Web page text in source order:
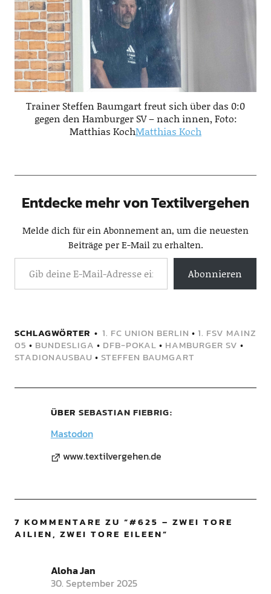
Trainer Steffen Baumgart freut sich über das 0:0
gegen den Hamburger SV – nach innen, Foto:
Matthias KochMatthias Koch
Entdecke mehr von Textilvergehen
Melde dich für ein Abonnement an, um die neuesten
Beiträge per E-Mail zu erhalten.
Abonnieren
SCHLAGWÖRTER 1. FC UNION BERLIN • 1. FSV MAINZ
05 • BUNDESLIGA • DFB-POKAL • HAMBURGER SV •
STADIONAUSBAU • STEFFEN BAUMGART
ÜBER SEBASTIAN FIEBRIG
Mastodon
www.textilvergehen.de
7 KOMMENTARE ZU “#625 – ZWEI TORE
AILIEN, ZWEI TORE EILEEN”
Aloha Jan
30. September 2025